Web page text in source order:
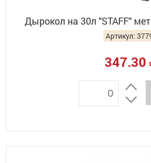
Дырокол на 30л "STAFF"
Артикул:
347.30